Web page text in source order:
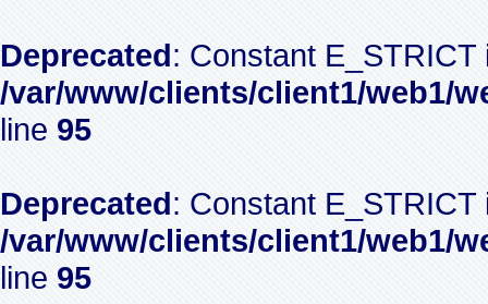
Deprecated: Constant
/var/www/clients/client1/web1/
line 95
Deprecated: Constant
/var/www/clients/client1/web1/
line 95